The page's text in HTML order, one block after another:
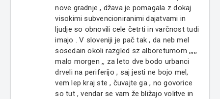
nove gradnje , džava je pomagala z dokaj
visokimi subvencioniranimi dajatvami in
ljudje so obnovili cele četrti in varčnost tudi
imajo . V sloveniji je pač tak , da neb mel
sosedain okoli razgled sz alboretumom ,,,,,
malo morgen ,, za leto dve bodo urbanci
drveli na periferijo , saj jesti ne bojo mel,
vem lep kraj ste , čuvajte ga , no govorice
so tut , vendar se vam že bližajo volitve in